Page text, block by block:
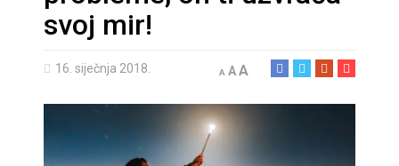
svoj mir!
16. siječnja 2018. A AA